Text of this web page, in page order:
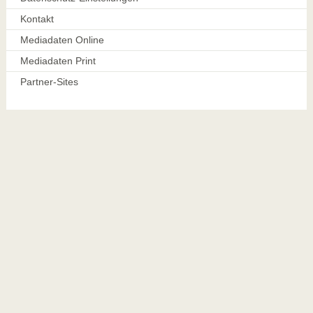
Kontakt
Mediadaten Online
Mediadaten Print
Partner-Sites